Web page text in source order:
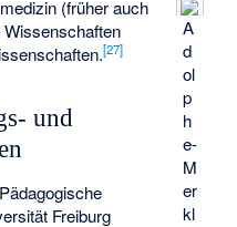
A
d
ol
p
h
e-
M
er
kl
(früher auch
[27]
und
Freiburg